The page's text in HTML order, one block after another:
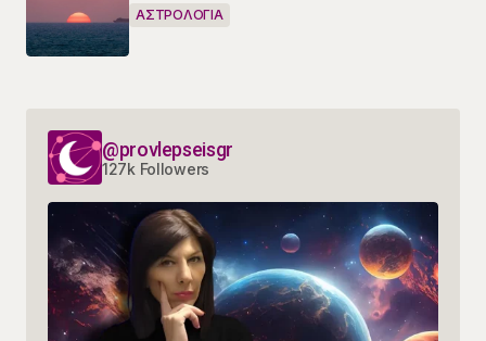
ΑΣΤΡΟΛΟΓΙΑ
@provlepseisgr
127k Followers